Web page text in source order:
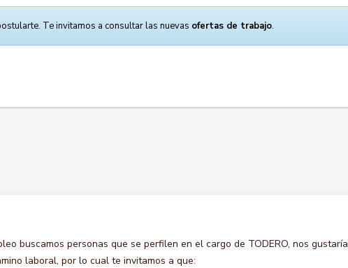
Te invitamos a consultar las nuevas ofertas de trabajo.
buscamos personas que se perfilen en el cargo de TODERO, nos gustaría
laboral, por lo cual te invitamos a que: